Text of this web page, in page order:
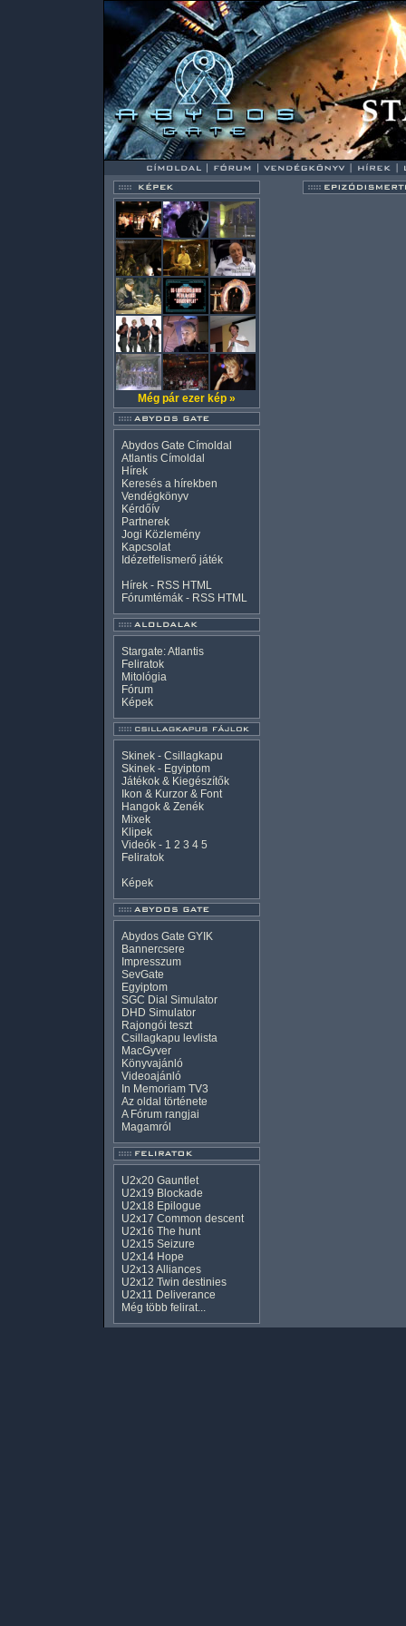
Még pár ezer kép »
Abydos Gate Címoldal
Atlantis Címoldal
Hírek
Keresés a hírekben
Vendégkönyv
Kérdőív
Partnerek
Jogi Közlemény
Kapcsolat
Idézetfelismerő játék
Hírek - RSS HTML
Fórumtémák - RSS HTML
Stargate: Atlantis
Feliratok
Mitológia
Fórum
Képek
Skinek - Csillagkapu
Skinek - Egyiptom
Játékok & Kiegészítők
Ikon & Kurzor & Font
Hangok & Zenék
Mixek
Klipek
Videók- 1 2 3 4 5
Feliratok
Képek
Abydos Gate GYIK
Bannercsere
Impresszum
SevGate
Egyiptom
SGC Dial Simulator
DHD Simulator
Rajongói teszt
Csillagkapu levlista
MacGyver
Könyvajánló
Videoajánló
In Memoriam TV3
Az oldal története
A Fórum rangjai
Magamról
U2x20 Gauntlet
U2x19 Blockade
U2x18 Epilogue
U2x17 Common descent
U2x16 The hunt
U2x15 Seizure
U2x14 Hope
U2x13 Alliances
U2x12 Twin destinies
U2x11 Deliverance
Még több felirat...